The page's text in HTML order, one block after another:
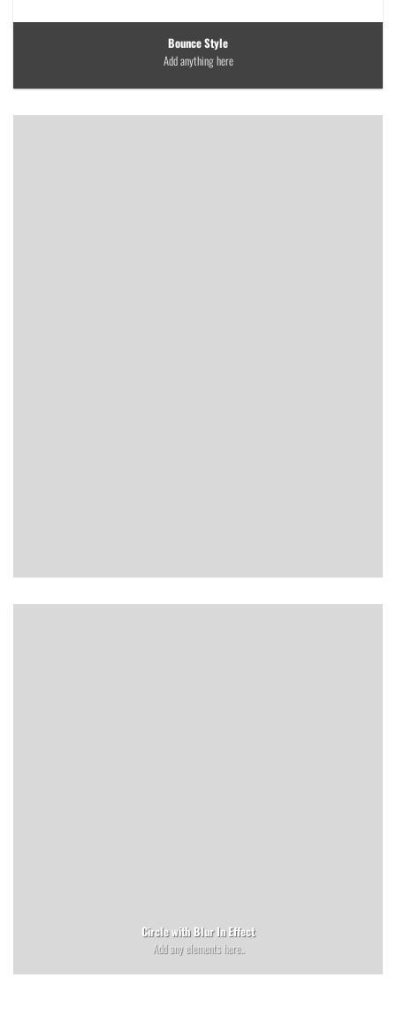
Bounce Style
Add anything here
Circle with Blur In Effect
Add any elements here..